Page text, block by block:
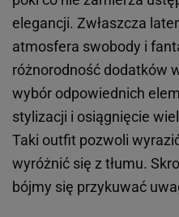
elegancji. Zwłaszcza
atmosfera swobody i
różnorodność dodatków
wybór odpowiednich
stylizacji i osiągnięcie
Taki outfit pozwoli
wyróżnić się z tłumu.
bójmy się przykuwać